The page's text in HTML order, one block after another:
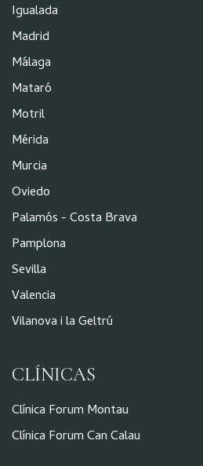
Igualada
Madrid
Málaga
Mataró
Motril
Mérida
Murcia
Oviedo
Palamós - Costa Brava
Pamplona
Sevilla
Valencia
Vilanova i la Geltrú
CLÍNICAS
Clínica Forum Montau
Clínica Forum Can Calau